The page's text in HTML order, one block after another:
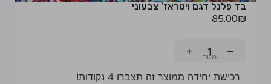
בד פלנל דגם ויטראז' צבעוני
85.00₪
−
+
רכישת יחידה ממוצר זה תצברו 4 נקודות!